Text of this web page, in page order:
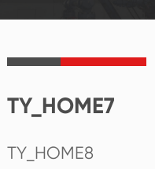
TY_HOME7
TY_HOME8